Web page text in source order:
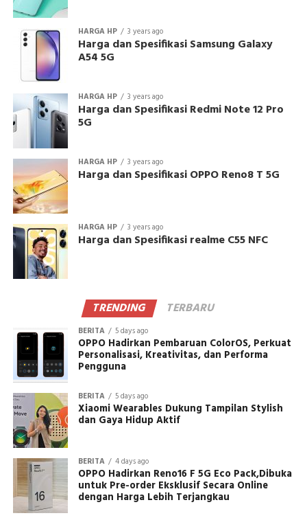
HARGA HP 3 years ago
Harga dan Spesifikasi Samsung Galaxy
A54 5G
HARGA HP 3 years ago
Harga dan Spesifikasi Redmi Note 12 Pro
5G
HARGA HP 3 years ago
Harga dan Spesifikasi OPPO Reno8 T 5G
HARGA HP 3 years ago
Harga dan Spesifikasi realme C55 NFC
TRENDING TERBARU
BERITA 5 days ago
OPPO Hadirkan Pembaruan ColorOS, Perkuat
Personalisasi, Kreativitas, dan Performa
Pengguna
BERITA 5 days ago
Xiaomi Wearables Dukung Tampilan Stylish
dan Gaya Hidup Aktif
BERITA 4 days ago
OPPO Hadirkan Reno16 F 5G Eco Pack,Dibuka
untuk Pre-order Eksklusif Secara Online
dengan Harga Lebih Terjangkau